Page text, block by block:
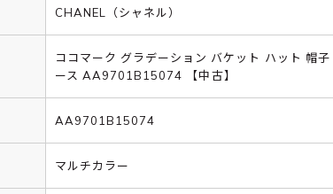
CHANEL（シャネル）
ココマーク グラデーション バケット ハット 帽子
ース AA9701B15074 【中古】
AA9701B15074
マルチカラー